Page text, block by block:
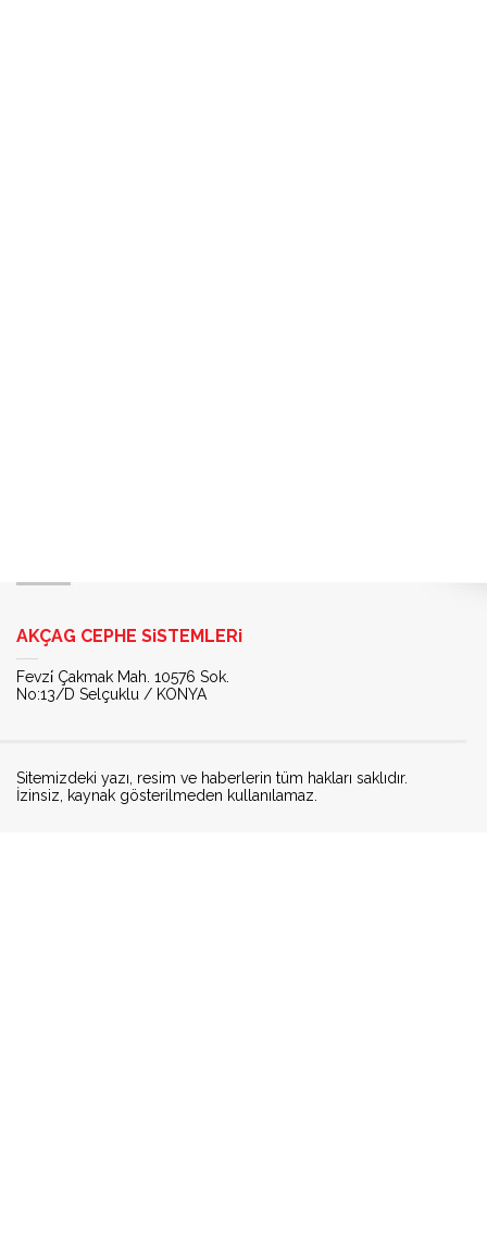
AKÇAG CEPHE SiSTEMLERi
Fevzi̇ Çakmak Mah. 10576 Sok.
No:13/D Selçuklu / KONYA
Sitemizdeki yazı, resim ve haberlerin tüm hakları saklıdır.
İzinsiz, kaynak gösterilmeden kullanılamaz.